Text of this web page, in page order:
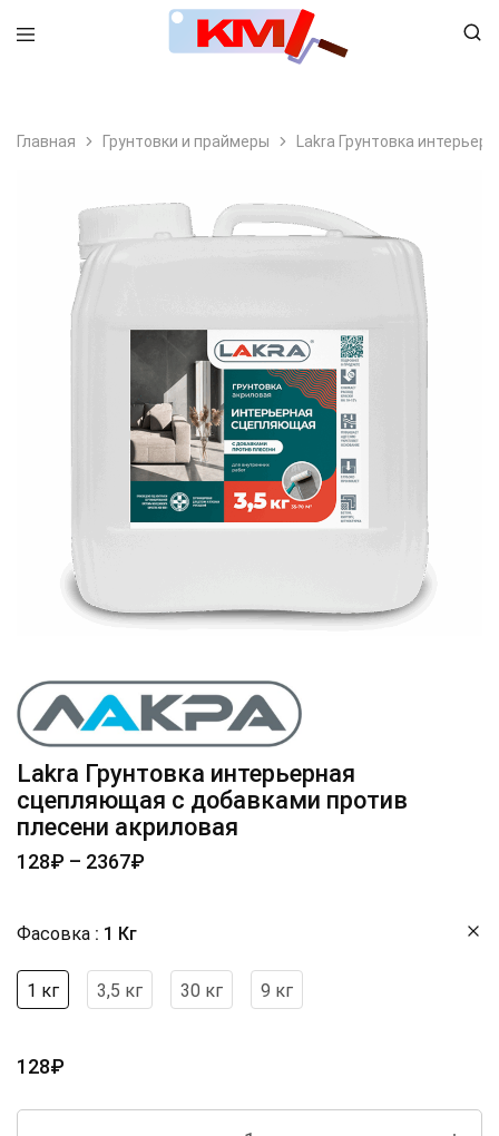
8 (495) 798-99-78
Главная Грунтовки и праймеры Lakra Грунтовка
Lakra Грунтовка интерьерная
сцепляющая с добавками против
плесени акриловая
128₽ – 2367₽
Фасовка 1 Кг
1 кг 3,5 кг 30 кг 9 кг
128₽